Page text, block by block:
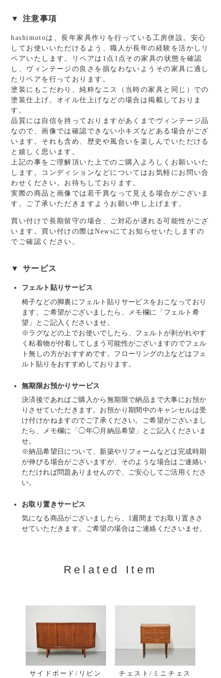
ド/
ャ
ビ
ッ
ト/
チ
ー
ク
個
▼ 注意事項
hashimotoは、長年家具作りを行っている工房併設。安心
してお使いいただけるよう、職人が長年の経験を活かしリ
ペアいたします。リペアは1点1点その家具の状態を確認
し、ヴィンテージの良さを損なわないようその家具に適し
たリペアを行っております。
塗装にもこだわり、純粋なニス（当時の家具と同じ）での
塗装仕上げ。オイル仕上げなどの場合は掲載しておりま
す。
品質には自信を持っておりますがあくまでヴィンテージ品
なので、画像では確認できない小キズなどある場合がござ
います。それも含め、歴史や風合いを楽しんでいただける
と嬉しく思います。
上記の事をご理解頂いた上でのご購入よろしくお願いいた
します。コンディションなどについてはお気軽にお問い合
わせください。お待ちしております。
実際の商品と画像では若干異なって見える場合がございま
す。ご了承いただきますようお願い申し上げます。
買い付けで長期留守の場合、ご対応が遅れる可能性がござ
います。買い付けの際はNewsにてお知らせいたしますの
でご確認ください。
▼ サービス
フェルト貼りサービス
椅子などの脚裏にフェルト貼りサービスをおこなっており
ます。ご希望がございましたら、メモ欄に「フェルト希
望」とご記入くださいませ。
※ラグなどの上でお使いでしたら、フェルトが剥がれやす
く粘着物が付着してしまう可能性がございますのでフェル
ト無しの方がおすすめです。フローリングの上などはフェ
ルト貼りをおすすめしております。
無期限お預かりサービス
決済後であればご購入から無期限で納品まで大事にお預か
りさせていただきます。お預かり期間中のキャンセルは受
け付けかねますのでご了承ください。ご希望がございまし
たら、メモ欄に「◯年◯月納品希望」とご記入くださいま
せ。
※納品希望日について、新築やリフォームなどは完成時期
が伸びる場合がございますが、そのような場合はご連絡い
ただければ問題ありませんので、ご安心してご活用くださ
い。
お取り置きサービス
気になる商品がございましたら、1週間までお取り置きさ
せていただきます。ご希望の場合はご連絡くださいませ。
Related Item
サイドボード/リビン
チェスト/ミニチェス